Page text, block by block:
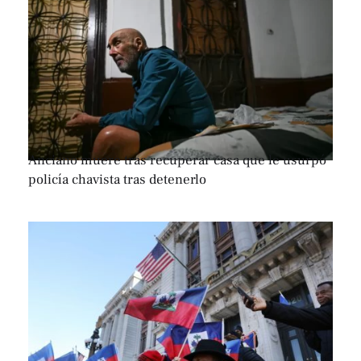
Anciano muere tras recuperar casa que le usurpó
policía chavista tras detenerlo